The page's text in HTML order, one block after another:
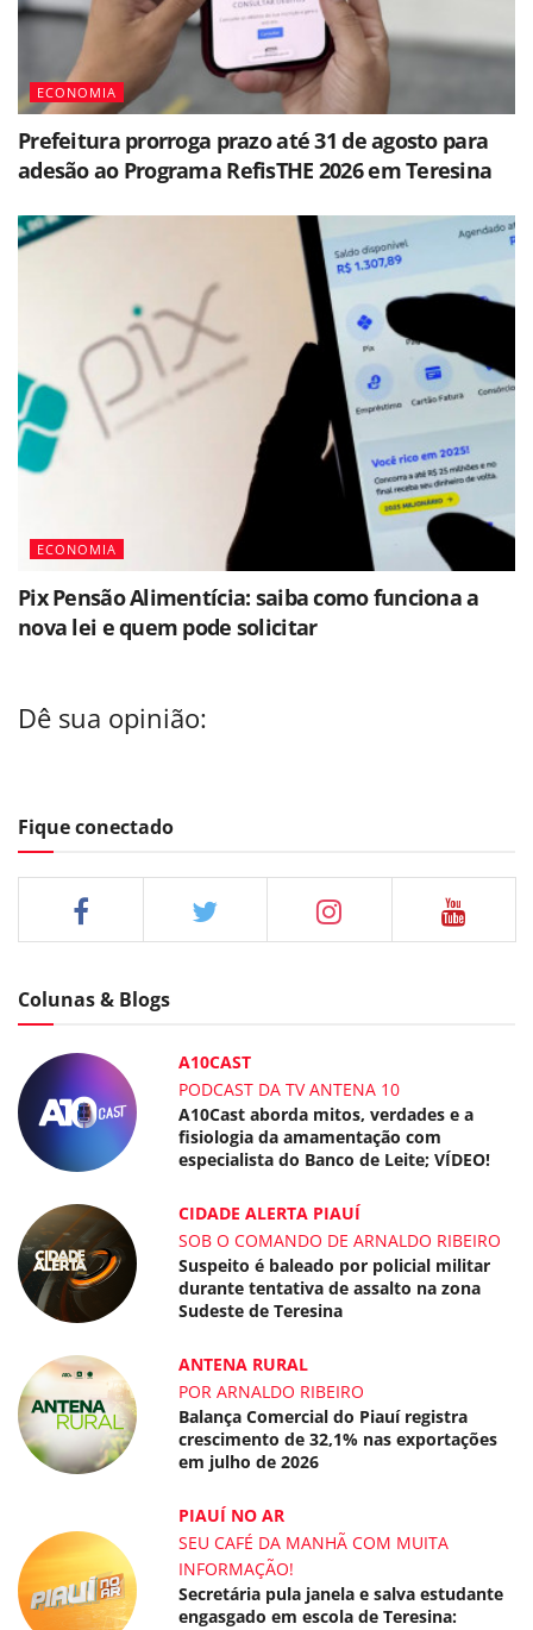
ECONOMIA
Prefeitura prorroga prazo até 31 de agosto para
adesão ao Programa RefisTHE 2026 em Teresina
ECONOMIA
Pix Pensão Alimentícia: saiba como funciona a
nova lei e quem pode solicitar
Dê sua opinião:
Fique conectado
Colunas & Blogs
A10CAST
PODCAST DA TV ANTENA 10
A10Cast aborda mitos, verdades e a
fisiologia da amamentação com
especialista do Banco de Leite; VÍDEO!
CIDADE ALERTA PIAUÍ
SOB O COMANDO DE ARNALDO RIBEIRO
Suspeito é baleado por policial militar
durante tentativa de assalto na zona
Sudeste de Teresina
ANTENA RURAL
POR ARNALDO RIBEIRO
Balança Comercial do Piauí registra
crescimento de 32,1% nas exportações
em julho de 2026
PIAUÍ NO AR
SEU CAFÉ DA MANHÃ COM MUITA
INFORMAÇÃO!
Secretária pula janela e salva estudante
engasgado em escola de Teresina: